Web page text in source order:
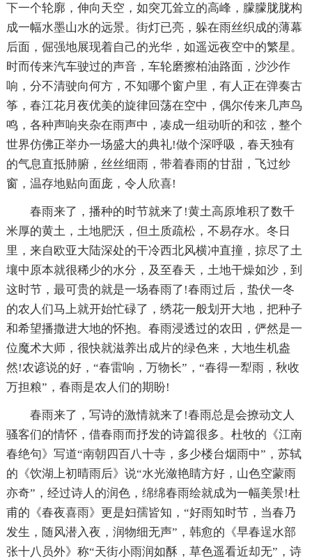
下一个轮廓，伸向天空，如突兀耸立的高峰，朦朦胧胧构
成一幅水墨山水的远景。街灯已亮，躲在雨丝织成的薄幕
后面，倔强地展现着自己的光华，如遥远夜空中的繁星。
时而传来汽车驶过的声音，车轮磨擦柏油路面，沙沙作
响，分不清驶向何方，不知哪个窗户里，有人正在弹奏古
筝，春江花月夜优美的旋律回荡在空中，偶尔传来几声鸟
鸣，各种声响夹杂在雨声中，凑成一组动听的和弦，整个
世界仿佛正举办一场盛大的典礼!做个深呼吸，春天独有
的气息直抵肺腑，丝丝细雨，带着春雨的甘甜，飞过纱
窗，温存地贴向面庞，令人欣喜!
春雨来了，播种的时节就来了!黄土高原堆积了数千
米厚的黄土，土地肥沃，但土质疏松，不易存水。冬日
里，来自欧亚大陆深处的干冷西北风横冲直撞，掠尽了土
壤中原本就很稀少的水分，及至春天，土地干燥如沙，到
这时节，最可贵的就是一场春雨了!春雨过后，蛰伏一冬
的农人们马上就开始忙碌了，绣花一般划开大地，把种子
和希望播撒进大地的怀抱。春雨浸透过的农田，俨然是一
位魔术大师，很快就滋养出成片的绿色来，大地生机盎
然!农谚说的好，“春雷响，万物长”，“春得一犁雨，秋收
万担粮”，春雨是农人们的期盼!
春雨来了，写诗的激情就来了!春雨总是会撩动文人
骚客们的情怀，借春雨而抒发的诗篇很多。杜牧的《江南
春绝句》写道“南朝四百八十寺，多少楼台烟雨中”，苏轼
的《饮湖上初晴雨后》说“水光潋艳睛方好，山色空蒙雨
亦奇”，经过诗人的润色，绵绵春雨绘就成为一幅美景!杜
甫的《春夜喜雨》更是妇孺皆知，“好雨知时节，当春乃
发生，随风潜入夜，润物细无声”，韩愈的《早春逞水部
张十八员外》称“天街小雨润如酥，草色遥看近却无”，诗